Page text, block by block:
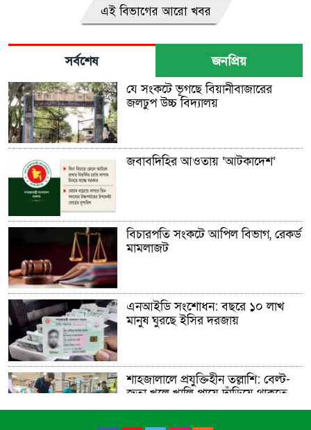
এই বিভাগের আরো খবর
সর্বশেষ জনপ্রিয়
যে সংকটে ভূগছে বিয়ানীবাজারের
জলঢুপ উচ্চ বিদ্যালয়
জবাবদিহির আওতায় ‘আটকাদেশ’
বিচারপতি সংকটে আপিল বিভাগ, রেকর্ড
মামলাজট
এনআইডি সংশোধন: বছরে ১০ লাখ
মানুষ ঘুরছে ইসির দরজায়
শাহজালালে প্রযুক্তিহীন তল্লাশি: বেল্ট-
জুতা খুলে খালি পায়ে দাঁড়িয়ে থাকতে
হয় যাত্রীদের